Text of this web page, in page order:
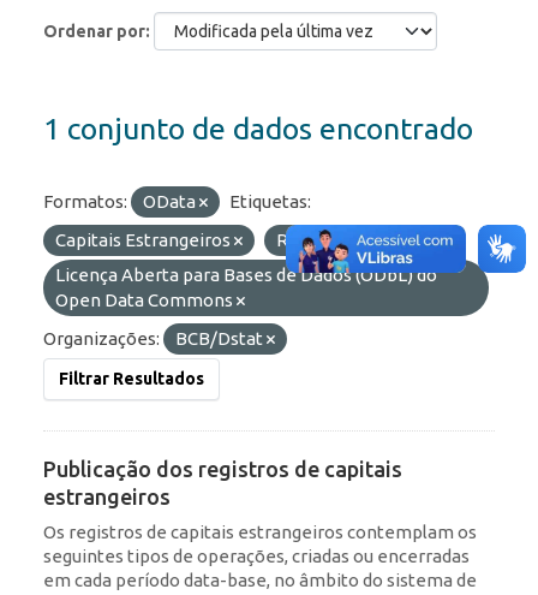
Ordenar por
1 conjunto de dados encontrado
Formatos: OData
Etiquetas:
Capitais Estrangeiros
ROF
Licenças:
Licença Aberta para Bases de Dados (ODbL) do
Open Data Commons
Organizações:
BCB/Dstat
Filtrar Resultados
Publicação dos registros de capitais
estrangeiros
Os registros de capitais estrangeiros contemplam os
seguintes tipos de operações, criadas ou encerradas
em cada período data-base, no âmbito do sistema de